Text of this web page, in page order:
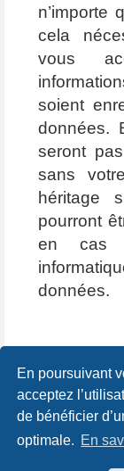
En poursuivant
acceptez
de bénéficier
optimale. En
n’importe
cela
vous
soient
données.
seront
sans
héritage
pourront
en cas
données.